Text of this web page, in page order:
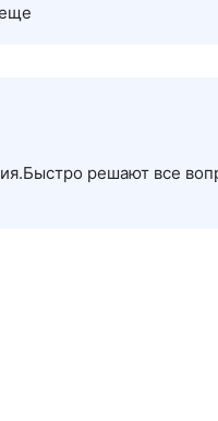
решают все